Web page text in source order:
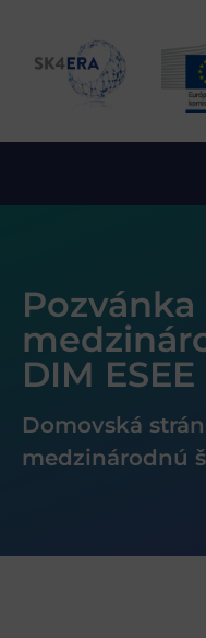
Pozvánka
DIM ESEE
Domovská
medzinárodnú